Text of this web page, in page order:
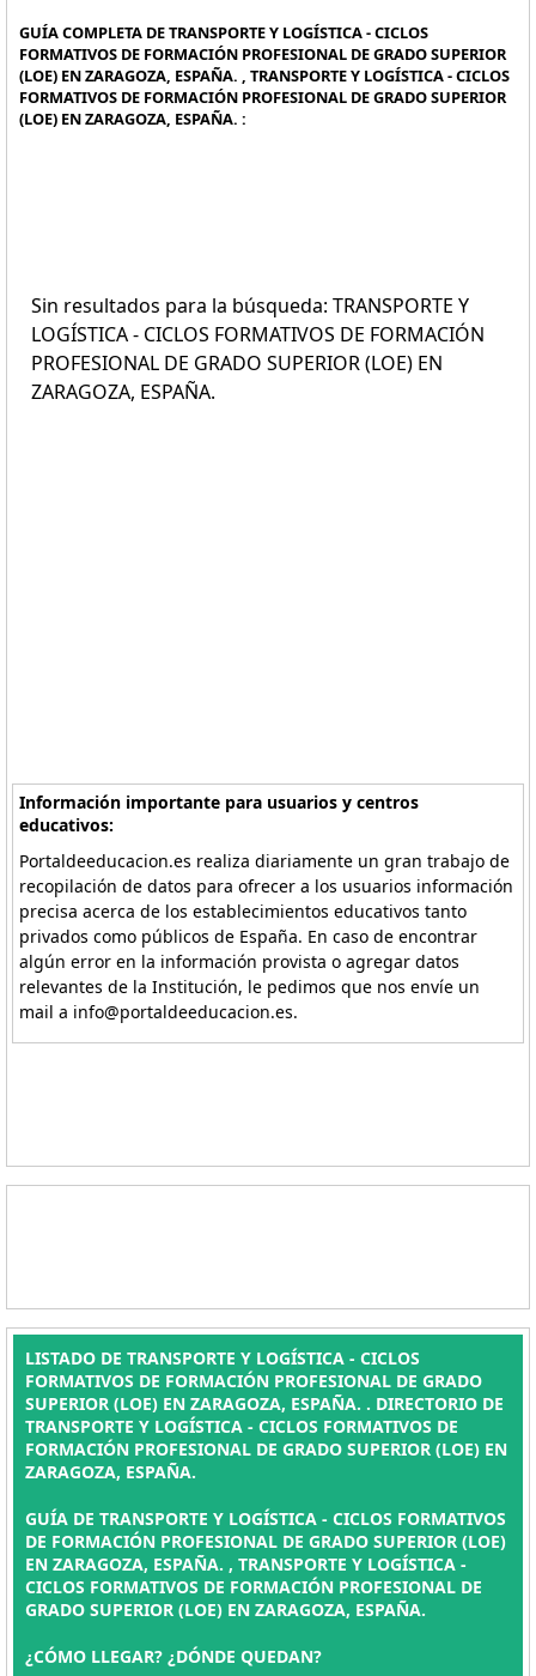
GUÍA COMPLETA DE TRANSPORTE Y LOGÍSTICA - CICLOS
FORMATIVOS DE FORMACIÓN PROFESIONAL DE GRADO SUPERIOR
(LOE) EN ZARAGOZA, ESPAÑA. , TRANSPORTE Y LOGÍSTICA - CICLOS
FORMATIVOS DE FORMACIÓN PROFESIONAL DE GRADO SUPERIOR
(LOE) EN ZARAGOZA, ESPAÑA. :
Sin resultados para la búsqueda: TRANSPORTE Y
LOGÍSTICA - CICLOS FORMATIVOS DE FORMACIÓN
PROFESIONAL DE GRADO SUPERIOR (LOE) EN
ZARAGOZA, ESPAÑA.
Información importante para usuarios y centros
educativos:
Portaldeeducacion.es realiza diariamente un gran trabajo de
recopilación de datos para ofrecer a los usuarios información
precisa acerca de los establecimientos educativos tanto
privados como públicos de España. En caso de encontrar
algún error en la información provista o agregar datos
relevantes de la Institución, le pedimos que nos envíe un
mail a info@portaldeeducacion.es.
LISTADO DE TRANSPORTE Y LOGÍSTICA - CICLOS
FORMATIVOS DE FORMACIÓN PROFESIONAL DE GRADO
SUPERIOR (LOE) EN ZARAGOZA, ESPAÑA. . DIRECTORIO DE
TRANSPORTE Y LOGÍSTICA - CICLOS FORMATIVOS DE
FORMACIÓN PROFESIONAL DE GRADO SUPERIOR (LOE) EN
ZARAGOZA, ESPAÑA.
GUÍA DE TRANSPORTE Y LOGÍSTICA - CICLOS FORMATIVOS
DE FORMACIÓN PROFESIONAL DE GRADO SUPERIOR (LOE)
EN ZARAGOZA, ESPAÑA. , TRANSPORTE Y LOGÍSTICA -
CICLOS FORMATIVOS DE FORMACIÓN PROFESIONAL DE
GRADO SUPERIOR (LOE) EN ZARAGOZA, ESPAÑA.
¿CÓMO LLEGAR? ¿DÓNDE QUEDAN?